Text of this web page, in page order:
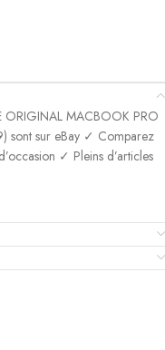
ORIGINAL MACBOOK PRO
sont sur eBay ✓ Comparez
✓ Pleins d’articles